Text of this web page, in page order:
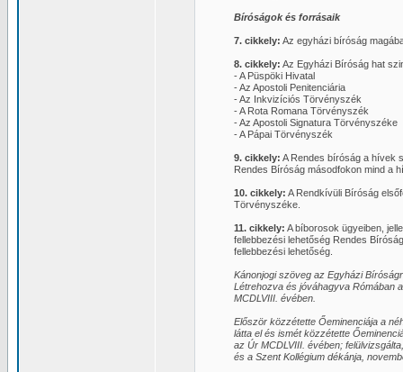
Bíróságok és forrásaik
7. cikkely: Az egyházi bíróság
8. cikkely: Az Egyházi Bíróság hat
- A Püspöki Hivatal
- Az Apostoli Penitenciária
- Az Inkvizíciós Törvényszék
- A Rota Romana Törvényszék
- Az Apostoli Signatura Törvényszéke
- A Pápai Törvényszék
9. cikkely: A Rendes bíróság a hívek
Rendes Bíróság másodfokon mind a
10. cikkely: A Rendkívüli Bíróság
Törvényszéke.
11. cikkely: A bíborosok ügyeiben,
fellebbezési lehetőség Rendes
fellebbezési lehetőség.
Kánonjogi szöveg az Egyházi
Létrehozva és jóváhagyva Rómában
MCDLVIII. évében.
Először közzétette Őeminenciája a
látta el és ismét közzétette
az Úr MCDLVIII. évében;
és a Szent Kollégium dékánja,